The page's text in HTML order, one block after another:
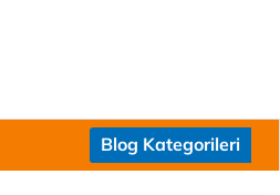
Blog Kategorileri